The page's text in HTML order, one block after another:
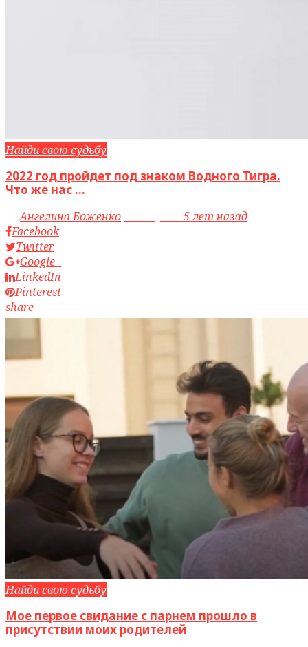
Найди свою судьбу
2022 год пройдет под знаком Водного Тигра.
Что же нас ...
byАнгелина Боженко
5 лет назад
Facebook
Twitter
Google+
LinkedIn
Pinterest
share
Найди свою судьбу
Мое первое свидание с парнем прошло в
присутствии моих родителей